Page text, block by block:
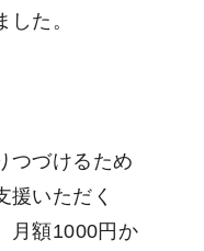
た。
つづけるため
援いただく
月額1000円か